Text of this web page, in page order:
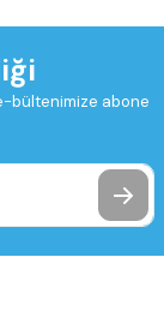
bültenimize abone